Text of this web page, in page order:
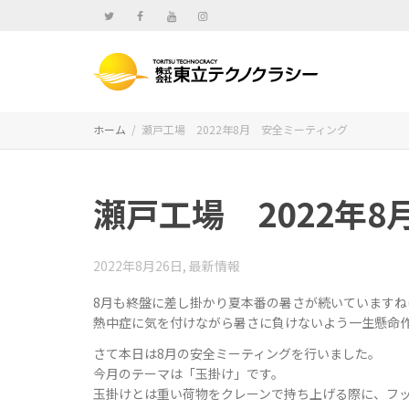
ホーム 瀬戸工場 2022年8月 安全ミーティング
瀬戸工場 2022年8
2022年8月26日, 最新情報
8月も終盤に差し掛かり夏本番の暑さが続いています
熱中症に気を付けながら暑さに負けないよう一生懸命
さて本日は8月の安全ミーティングを行いました。
今月のテーマは「玉掛け」です。
玉掛けとは重い荷物をクレーンで持ち上げる際に、